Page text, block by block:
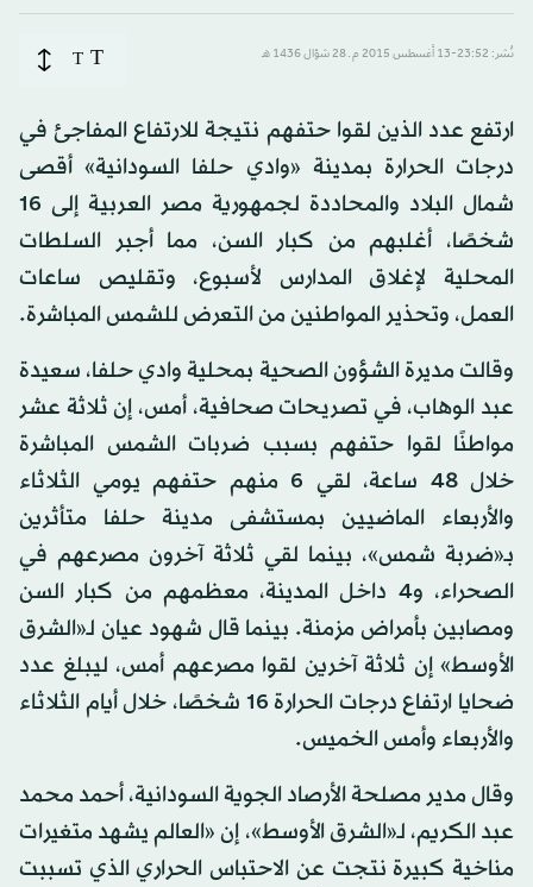
نُشر: 23:52-13 أغسطس 2015 م ـ 28 شوّال 1436 هـ T
T
ارتفع عدد الذين لقوا حتفهم نتيجة للارتفاع المفاجئ في
درجات الحرارة بمدينة «وادي حلفا السودانية» أقصى
شمال البلاد والمحاددة لجمهورية مصر العربية إلى 16
شخصًا، أغلبهم من كبار السن، مما أجبر السلطات
المحلية لإغلاق المدارس لأسبوع، وتقليص ساعات
العمل، وتحذير المواطنين من التعرض للشمس المباشرة.
وقالت مديرة الشؤون الصحية بمحلية وادي حلفا، سعيدة
عبد الوهاب، في تصريحات صحافية، أمس، إن ثلاثة عشر
مواطنًا لقوا حتفهم بسبب ضربات الشمس المباشرة
خلال 48 ساعة، لقي 6 منهم حتفهم يومي الثلاثاء
والأربعاء الماضيين بمستشفى مدينة حلفا متأثرين
بـ«ضربة شمس»، بينما لقي ثلاثة آخرون مصرعهم في
الصحراء، و4 داخل المدينة، معظمهم من كبار السن
ومصابين بأمراض مزمنة. بينما قال شهود عيان لـ«الشرق
الأوسط» إن ثلاثة آخرين لقوا مصرعهم أمس، ليبلغ عدد
ضحايا ارتفاع درجات الحرارة 16 شخصًا، خلال أيام الثلاثاء
والأربعاء وأمس الخميس.
وقال مدير مصلحة الأرصاد الجوية السودانية، أحمد محمد
عبد الكريم، لـ«الشرق الأوسط»، إن «العالم يشهد متغيرات
مناخية كبيرة نتجت عن الاحتباس الحراري الذي تسببت